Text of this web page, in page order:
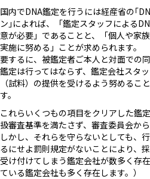
国内でDNA鑑定を行うには経産省の｢
ン｣によれば、「鑑定スタッフによる
意が必要」であることと、「個人や家
実施に努める」ことが求められます。
要するに、被鑑定者ご本人と対面での
鑑定は行ってはならず、鑑定会社スタ
（試料）の提供を受けるよう努めるこ
す。
これらいくつもの項目をクリアした鑑
扱審査基準を満たさず、審査委員会か
しかし、それらを守らないとしても、
るにせよ罰則規定がないことにより、
受け付けてしまう鑑定会社が数多く存
ている鑑定会社も多く存在します。）